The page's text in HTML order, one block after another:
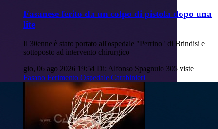
Fasanese ferito da un colpo di pistola dopo una
lite
Il 30enne è stato portato all'ospedale "Perrino" di Brindisi e
sottoposto ad intervento chirurgico
gio, 06 ago 2026 19:54 Di: Alfonso Spagnulo 305 viste
Fasano Ferimento Ospedale Carabinieri